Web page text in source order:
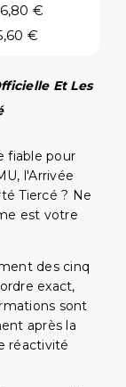
€
€
Et Les
fiable pour
l'Arrivée
Tiercé ? Ne
est votre
des cinq
exact,
sont
après la
réactivité